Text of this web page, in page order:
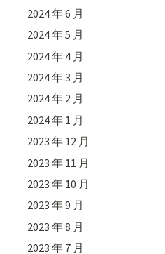
2024 年 6 月
2024 年 5 月
2024 年 4 月
2024 年 3 月
2024 年 2 月
2024 年 1 月
2023 年 12 月
2023 年 11 月
2023 年 10 月
2023 年 9 月
2023 年 8 月
2023 年 7 月